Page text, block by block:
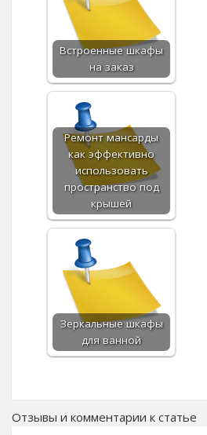
Встроенные шкафы
на заказ
Ремонт мансарды
как эффективно
использовать
пространство под
крышей
Зеркальные шкафы
для ванной
Отзывы и комментарии к статье